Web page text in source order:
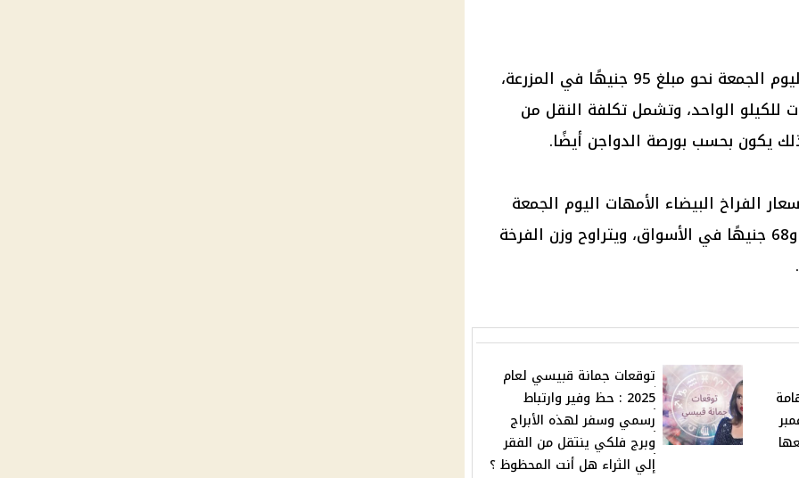
الجمعة نحو مبلغ 95 جنيهًا في المزرعة،
بقيمة 104 جنيهات للكيلو الواحد، وتشمل تكلفة النقل من
يكون بحسب بورصة الدواجن أيضًا.
الفراخ البيضاء الأمهات اليوم الجمعة
الأسواق، ويتراوح وزن الفرخة
توقعات جمانة قبيسي لعام
2025 : حظ وفير وارتباط
رسمي وسفر لهذه الأبراج
وبرج فلكي ينتقل من الفقر
إلي الثراء هل أنت المحظوظ ؟